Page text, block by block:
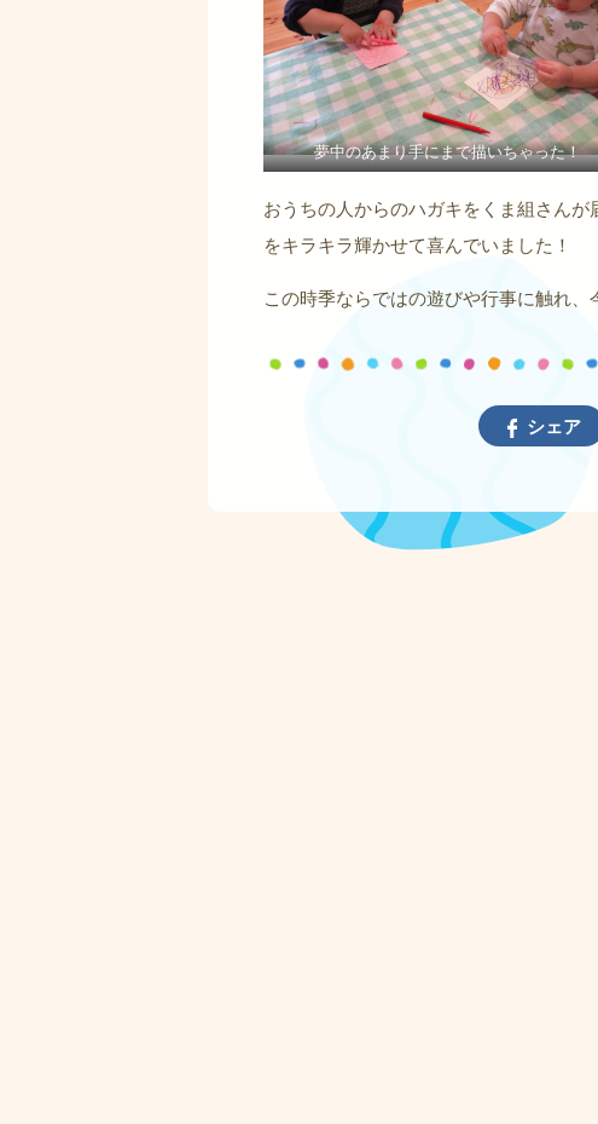
夢中のあまり手にまで描いちゃった！
おうちの人からのハガキをくま組さん
をキラキラ輝かせて喜んでいました！
この時季ならではの遊びや行事に触れ
シェア